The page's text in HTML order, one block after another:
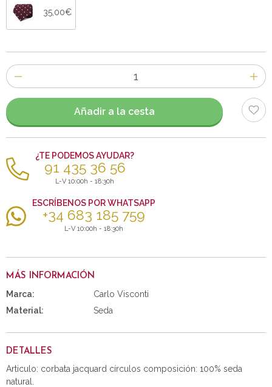
35,00€
Número
de
artículos
Añadir a la cesta
¿TE PODEMOS AYUDAR?
91 435 36 56
L-V 10:00h - 18:30h
ESCRÍBENOS POR WHATSAPP
+34 683 185 759
L-V 10:00h - 18:30h
MÁS INFORMACIÓN
Marca:
Carlo Visconti
Material:
Seda
DETALLES
Articulo: corbata jacquard círculos composición: 100% seda
natural.